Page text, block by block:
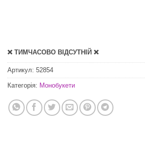
❌ ТИМЧАСОВО ВІДСУТНІЙ ❌
Артикул: 52854
Категорія: Монобукети